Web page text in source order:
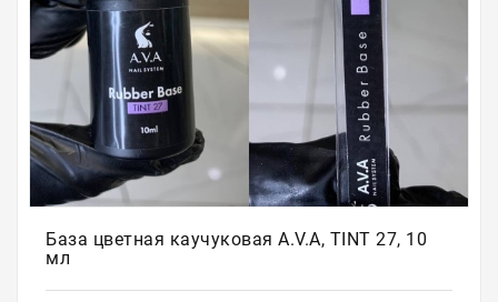
Электрооборудование
Парафинотерапия
био
тату
Подарочные
Подарочная
упаковка
База цветная каучуковая A.V.A, TINT 27, 10
мл